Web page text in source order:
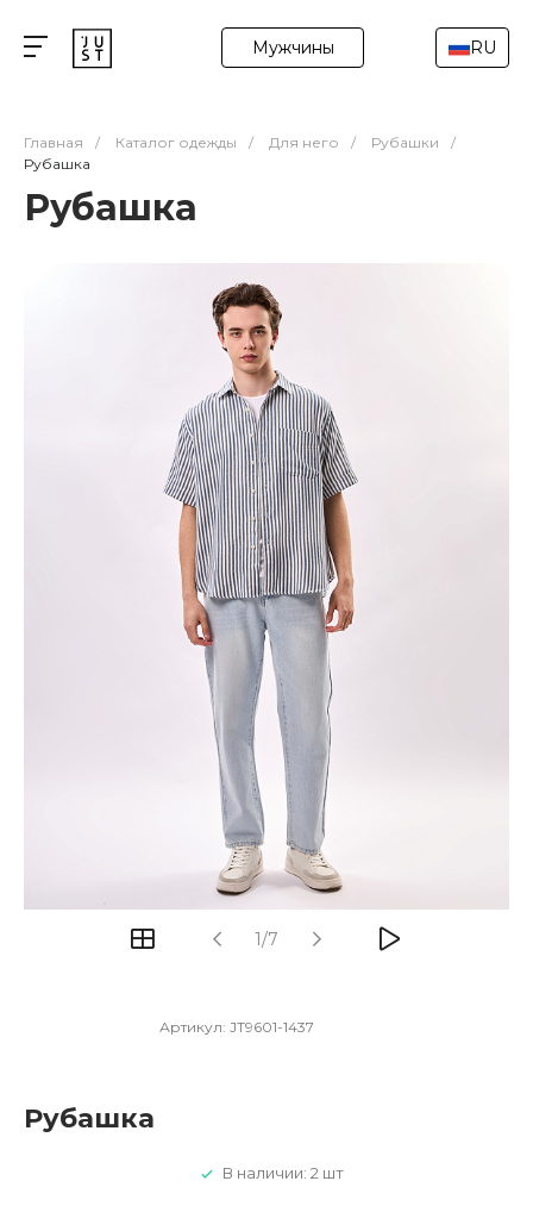
Мужчины RU
Главная / Каталог одежды / Для него / Рубашки
/
Рубашка
Рубашка
1/7
Артикул: JT9601-1437
Рубашка
В наличии: 2 шт